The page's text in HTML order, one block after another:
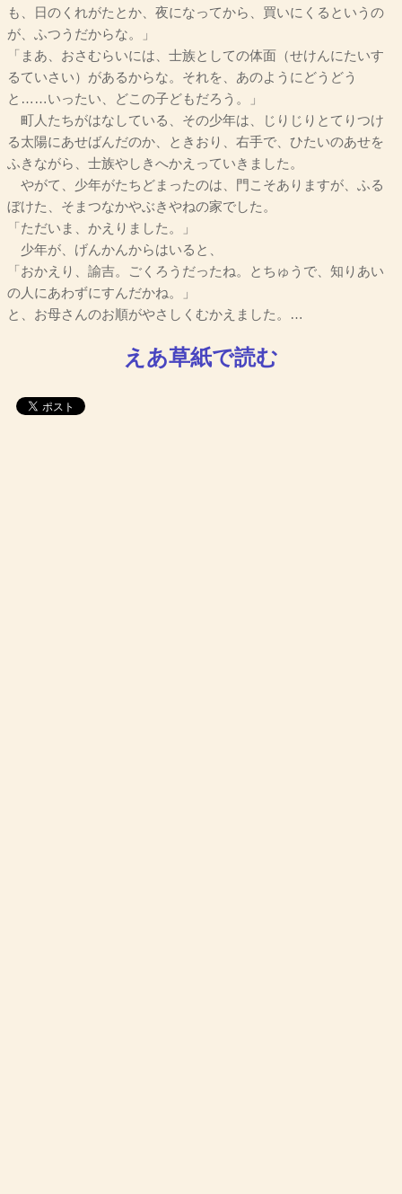
も、日のくれがたとか、夜になってから、買いにくるというの
が、ふつうだからな。」
「まあ、おさむらいには、士族としての体面（せけんにたいす
るていさい）があるからな。それを、あのようにどうどう
と……いったい、どこの子どもだろう。」
町人たちがはなしている、その少年は、じりじりとてりつけ
る太陽にあせばんだのか、ときおり、右手で、ひたいのあせを
ふきながら、士族やしきへかえっていきました。
やがて、少年がたちどまったのは、門こそありますが、ふる
ぼけた、そまつなかやぶきやねの家でした。
「ただいま、かえりました。」
少年が、げんかんからはいると、
「おかえり、諭吉。ごくろうだったね。とちゅうで、知りあい
の人にあわずにすんだかね。」
と、お母さんのお順がやさしくむかえました。…
えあ草紙で読む